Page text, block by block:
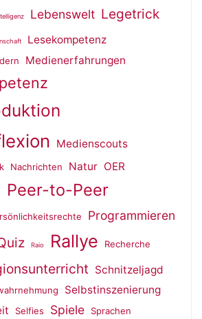
Lebenswelt Legetrick
Lesekompetenz
Medienerfahrungen
Medienscouts
Nachrichten Natur OER
Peer-to-Peer
Programmieren
Raio Rallye Recherche
Schnitzeljagd
Selbstinszenierung
Selfies Spiele Sprachen